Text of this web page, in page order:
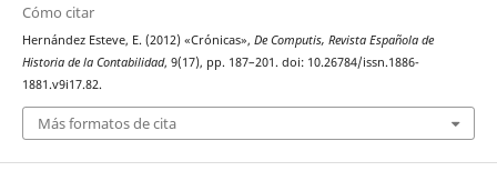
Cómo citar
Hernández Esteve, E. (2012) «Crónicas», De Computis, Revista Española de
Historia de la Contabilidad, 9(17), pp. 187–201. doi: 10.26784/issn.1886-
1881.v9i17.82.
Más formatos de cita